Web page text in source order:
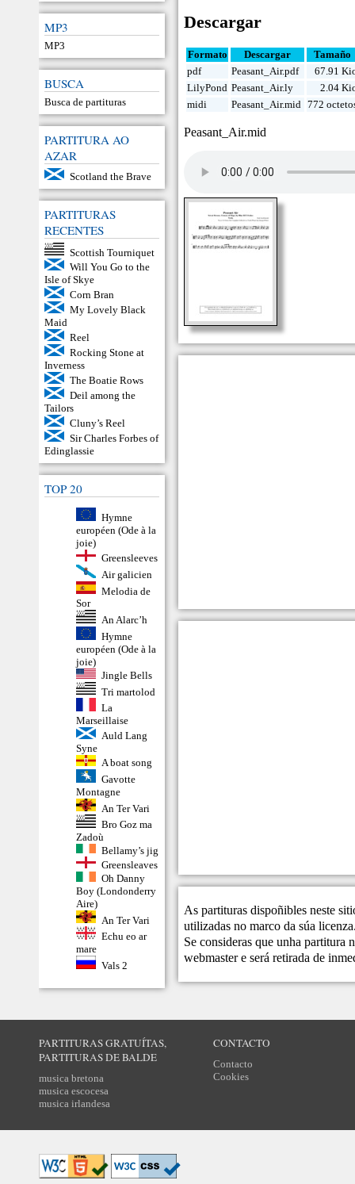
MP3
MP3
BUSCA
Busca de partituras
PARTITURA AO
AZAR
Scotland the Brave
PARTITURAS
RECENTES
Scottish Tourniquet
Will You Go to the
Isle of Skye
Corn Bran
My Lovely Black
Maid
Reel
Rocking Stone at
Inverness
The Boatie Rows
Deil among the
Tailors
Cluny’s Reel
Sir Charles Forbes of
Edinglassie
TOP 20
Hymne
européen (Ode à la
joie)
Greensleeves
Air galicien
Melodia de
Sor
An Alarc’h
Hymne
européen (Ode à la
joie)
Jingle Bells
Tri martolod
La
Marseillaise
Auld Lang
Syne
A boat song
Gavotte
Montagne
An Ter Vari
Bro Goz ma
Zadoù
Bellamy’s jig
Greensleaves
Oh Danny
Boy (Londonderry
Aire)
An Ter Vari
Echu eo ar
mare
Vals 2
Descargar
Formato Descargar
Tamaño
pdf
Peasant_Air.pdf
67.91
LilyPond Peasant_Air.ly
2.04
midi
Peasant_Air.mid 772
Peasant_Air.mid
As partituras dispoñibles neste
utilizadas no marco da súa
Se consideras que unha partitura
webmastere será retirada de
PARTITURAS GRATUÍTAS,
PARTITURAS DE BALDE
musica bretona
musica escocesa
musica irlandesa
CONTACTO
Contacto
Cookies